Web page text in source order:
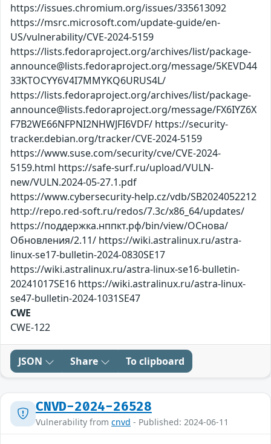
https://issues.chromium.org/issues/335613092
https://msrc.microsoft.com/update-guide/en-
US/vulnerability/CVE-2024-5159
https://lists.fedoraproject.org/archives/list/package-
announce@lists.fedoraproject.org/message/5KEVD44
33KTOCYY6V4I7MMYKQ6URUS4L/
https://lists.fedoraproject.org/archives/list/package-
announce@lists.fedoraproject.org/message/FX6IYZ6X
F7B2WE66NFPNI2NHWJFI6VDF/ https://security-
tracker.debian.org/tracker/CVE-2024-5159
https://www.suse.com/security/cve/CVE-2024-
5159.html https://safe-surf.ru/upload/VULN-
new/VULN.2024-05-27.1.pdf
https://www.cybersecurity-help.cz/vdb/SB2024052212
http://repo.red-soft.ru/redos/7.3c/x86_64/updates/
https://поддержка.нппкт.рф/bin/view/ОСнова/
Обновления/2.11/ https://wiki.astralinux.ru/astra-
linux-se17-bulletin-2024-0830SE17
https://wiki.astralinux.ru/astra-linux-se16-bulletin-
20241017SE16 https://wiki.astralinux.ru/astra-linux-
se47-bulletin-2024-1031SE47
CWE
CWE-122
JSON Share To clipboard
CNVD-2024-26528
Vulnerability from cnvd - Published: 2024-06-11